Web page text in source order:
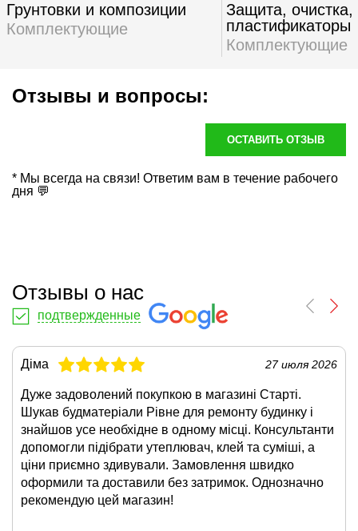
Грунтовки и композиции
Комплектующие
Защита, очистка,
пластификаторы
Комплектующие
Отзывы и вопросы:
ОСТАВИТЬ ОТЗЫВ
* Мы всегда на связи! Ответим вам в течение рабочего
дня 💬
Отзывы о нас
подтвержденные
Діма 27 июля 2026
Дуже задоволений покупкою в магазині Старті.
Шукав будматеріали Рівне для ремонту будинку і
знайшов усе необхідне в одному місці. Консультанти
допомогли підібрати утеплювач, клей та суміші, а
ціни приємно здивували. Замовлення швидко
оформили та доставили без затримок. Однозначно
рекомендую цей магазин!